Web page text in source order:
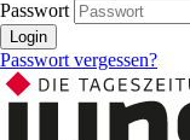
Passwort
Login
Passwort vergessen?